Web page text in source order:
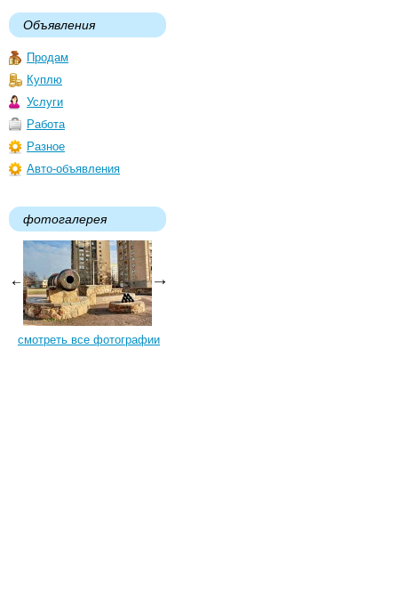
Объявления
Продам
Куплю
Услуги
Работа
Разное
Авто-объявления
фотогалерея
смотреть все фотографии